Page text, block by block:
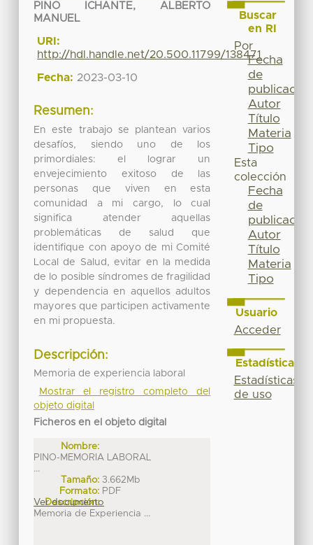
PINO ICHANTE, ALBERTO
MANUEL
URI:
http://hdl.handle.net/20.500.11799/138471
Fecha: 2023-03-10
Resumen:
En este trabajo se plantean varios
desafíos, siendo uno de los
primordiales: el lograr un
envejecimiento exitoso de las
personas que viven en esta
comunidad a mi cargo, lo cual
significa atender aquellas
problemáticas de salud que
identifique con apoyo de mi Comité
Local de Salud, evitar en la medida
de lo posible síndromes de fragilidad
y dependencia en aquellos adultos
mayores que participen activamente
en mi propuesta.
Descripción:
Memoria de experiencia laboral
Mostrar el registro completo del
objeto digital
Ficheros en el objeto digital
Nombre:
PINO-MEMORIA LABORAL
...
Tamaño: 3.662Mb
Formato: PDF
Descripción:
Memoria de Experiencia ...
Ver documento
Buscar
en RI
Por
Fecha
de
publicación
Autor
Título
Materia
Tipo
Esta
colección
Fecha
de
publicación
Autor
Título
Materia
Tipo
Usuario
Acceder
Estadísticas
Estadísticas
de uso